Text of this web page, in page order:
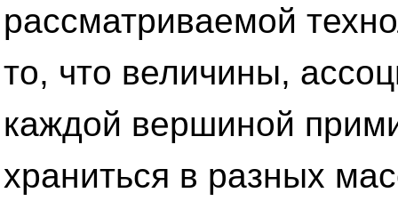
рассматриваемой
то, что величины,
каждой вершиной
храниться в разных